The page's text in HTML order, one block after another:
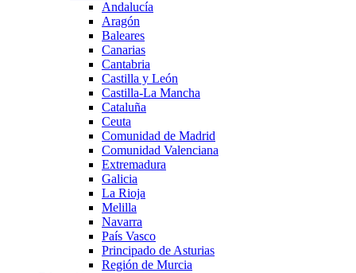
Andalucía
Aragón
Baleares
Canarias
Cantabria
Castilla y León
Castilla-La Mancha
Cataluña
Ceuta
Comunidad de Madrid
Comunidad Valenciana
Extremadura
Galicia
La Rioja
Melilla
Navarra
País Vasco
Principado de Asturias
Región de Murcia